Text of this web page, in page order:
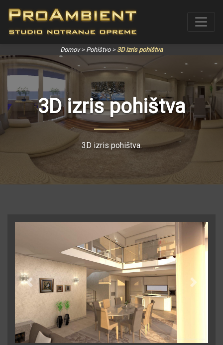
Domov> Pohištvo> 3D izris pohištva
3D izris pohištva
3D izris pohištva.
Previous Next